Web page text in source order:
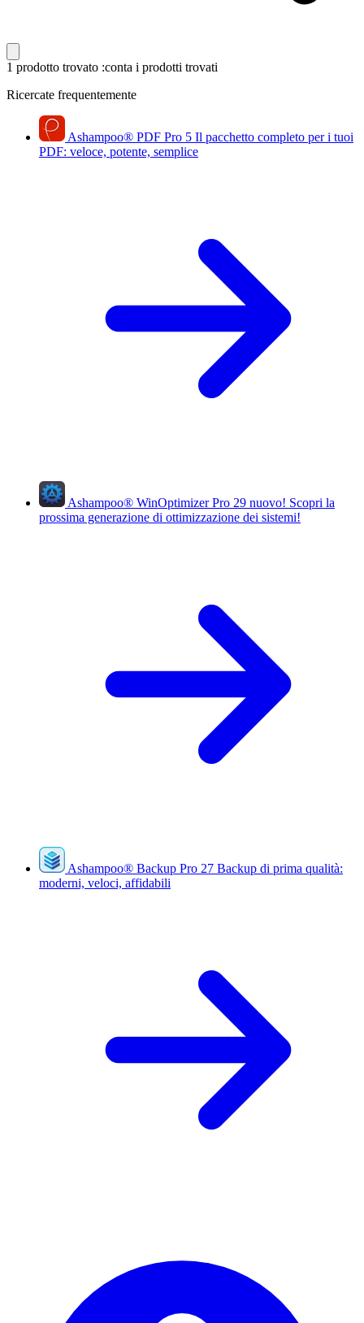
1 prodotto trovato :conta i prodotti trovati
Ricercate frequentemente
Ashampoo® PDF Pro 5 Il pacchetto completo per i tuoi
PDF: veloce, potente, semplice
Ashampoo® WinOptimizer Pro 29 nuovo! Scopri la
prossima generazione di ottimizzazione dei sistemi!
Ashampoo® Backup Pro 27 Backup di prima qualità:
moderni, veloci, affidabili